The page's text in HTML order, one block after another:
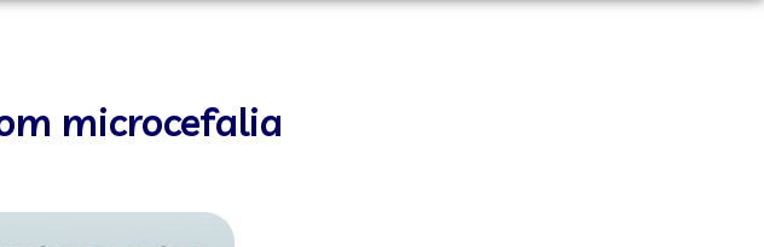
microcefalia